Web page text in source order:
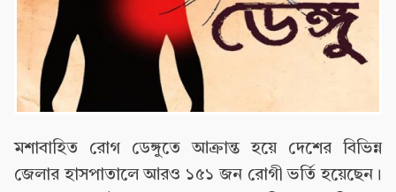
মশাবাহিত রোগ ডেঙ্গুতে আক্রান্ত হয়ে দেশের বিভিন্ন
জেলার হাসপাতালে আরও ১৫১ জন রোগী ভর্তি হয়েছেন।